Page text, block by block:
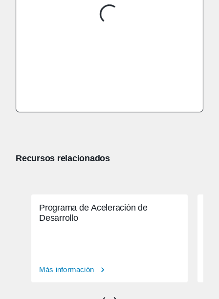
Recursos relacionados
Programa de Aceleración de
Desarrollo
Más información